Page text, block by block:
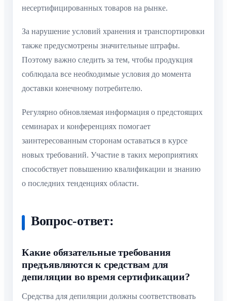
несертифицированных товаров на рынке.
За нарушение условий хранения и транспортировки
также предусмотрены значительные штрафы.
Поэтому важно следить за тем, чтобы продукция
соблюдала все необходимые условия до момента
доставки конечному потребителю.
Регулярно обновляемая информация о предстоящих
семинарах и конференциях помогает
заинтересованным сторонам оставаться в курсе
новых требований. Участие в таких мероприятиях
способствует повышению квалификации и знанию
о последних тенденциях области.
Вопрос-ответ:
Какие обязательные требования
предъявляются к средствам для
депиляции во время сертификации?
Средства для депиляции должны соответствовать